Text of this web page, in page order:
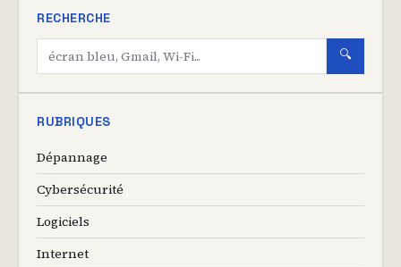
RECHERCHE
🔍
RUBRIQUES
Dépannage
Cybersécurité
Logiciels
Internet